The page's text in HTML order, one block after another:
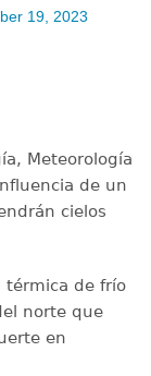
19, 2023
Meteorología
de un
cielos
térmica de frío
norte que
en